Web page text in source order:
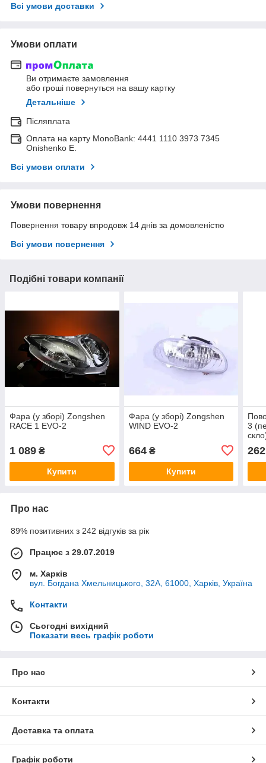
Всі умови доставки
Умови оплати
Ви отримаєте замовлення
або гроші повернуться на вашу картку
Детальніше
Післяплата
Оплата на карту MonoBank: 4441 1110 3973 7345
Onishenko E.
Всі умови оплати
Умови повернення
Повернення товару впродовж 14 днів за домовленістю
Всі умови повернення
Подібні товари компанії
Фара (у зборі) Zongshen
RACE 1 EVO-2
1 089 ₴
Купити
Фара (у зборі) Zongshen
WIND EVO-2
664₴
Купити
3
262
Про нас
89% позитивних з 242 відгуків за рік
Працює з 29.07.2019
м. Харків
вул. Богдана Хмельницького, 32А, 61000, Харків, Україна
Контакти
Сьогодні вихідний
Показати весь графік роботи
Про нас
Контакти
Доставка та оплата
Графік роботи